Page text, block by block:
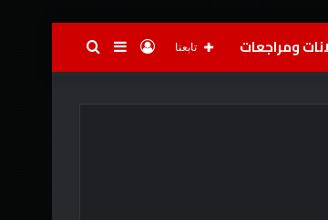
ومراجعات بحثإضافةتسجيل تابعنا